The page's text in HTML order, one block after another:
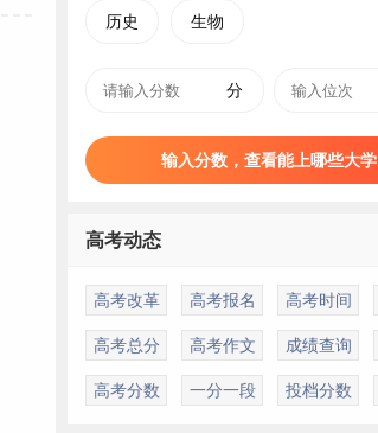
历史 生物
分
输入分数，查看能上哪些大学
高考动态
高考改革 高考报名 高考时间
高考总分 高考作文 成绩查询
高考分数 一分一段 投档分数